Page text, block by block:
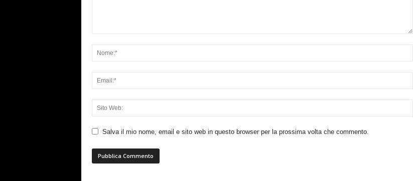
Salva il mio nome, email e sito web in questo browser per la prossima volta che commento.